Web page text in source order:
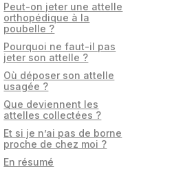
Peut-on jeter une attelle
orthopédique à la
poubelle ?
Pourquoi ne faut-il pas
jeter son attelle ?
Où déposer son attelle
usagée ?
Que deviennent les
attelles collectées ?
Et si je n’ai pas de borne
proche de chez moi ?
En résumé